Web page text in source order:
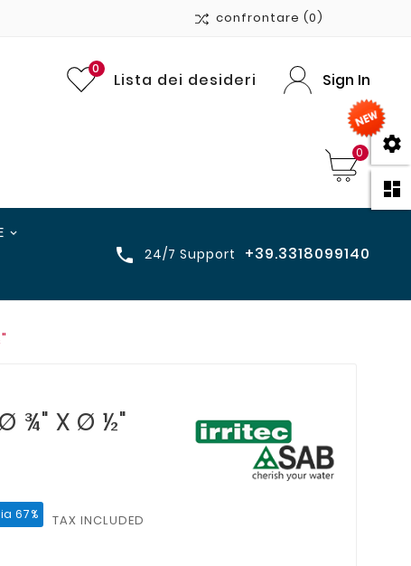


confrontare (0)
Lista dei desideri
0
Sign In
0
 24/7 Support +39.3318099140
¾" X Ø ½"
67% TAX INCLUDED